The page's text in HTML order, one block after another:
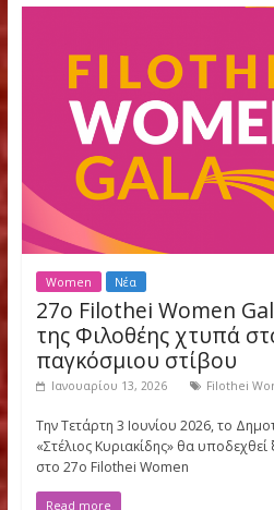
Women Νέα
Ιουνίου 2, 2026
TRIPLE JUMP NAME NAT PB
14.85m Maja ÅSKAG SWE
14.66m
Read more